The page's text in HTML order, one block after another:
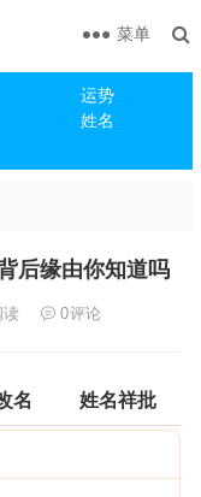
运势
姓名
菜单
后缘由你知道吗
读 0评论
名 姓名祥批